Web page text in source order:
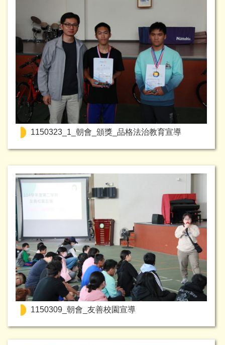
1150323_1_朝會_頒獎_品格法治教育宣導
1150309_朝會_友善校園宣導